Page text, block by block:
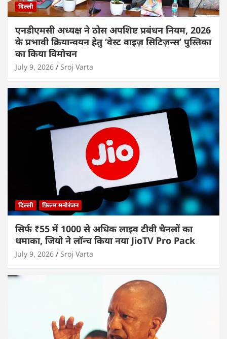
दिल्ली
एनडीएमसी अध्यक्ष ने ठोस अपशिष्ट प्रबंधन नियम, 2026
के प्रभावी क्रियान्वयन हेतु ‘वेस्ट वाइज़ सिटिज़न्स’ पुस्तिका
का किया विमोचन
July 9, 2026 Sroj Varta
दिल्ली फ़िल्म मनोरंजन
सिर्फ ₹55 में 1000 से अधिक लाइव टीवी चैनलों का
धमाका, जियो ने लॉन्च किया नया JioTV Pro Pack
July 9, 2026 Sroj Varta